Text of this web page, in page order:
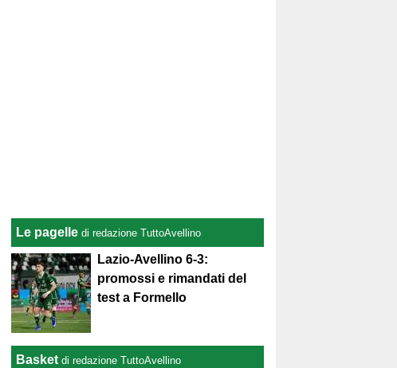
Le pagelle di redazione TuttoAvellino
Lazio-Avellino 6-3:
promossi e rimandati del
test a Formello
Basket di redazione TuttoAvellino